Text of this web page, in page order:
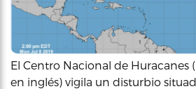
El Centro Nacional de Huracanes
en inglés) vigila un disturbio